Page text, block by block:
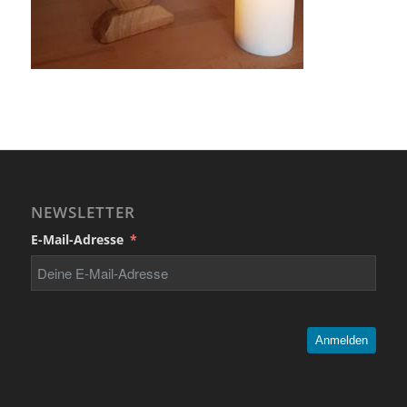
NEWSLETTER
E-Mail-Adresse
Anmelden